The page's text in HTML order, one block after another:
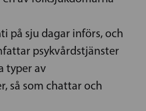
på sju dagar införs, och
psykvårdstjänster
typer av
så som chattar och